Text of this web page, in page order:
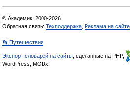
© Академик, 2000-2026
Обратная связь: Техподдержка Реклама на сайте
👣 Путешествия
Экспорт словарей на сайты , сделанные на PHP,
WordPress, MODx.